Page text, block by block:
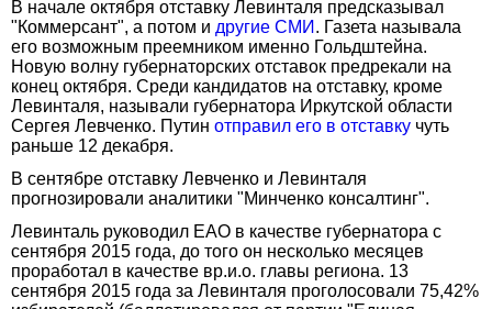
В начале октября отставку Левинталя предсказывал
"Коммерсант", а потом и другие СМИ . Газета называла
его возможным преемником именно Гольдштейна.
Новую волну губернаторских отставок предрекали на
конец октября. Среди кандидатов на отставку, кроме
Левинталя, называли губернатора Иркутской области
Сергея Левченко. Путин отправил его в отставку чуть
раньше 12 декабря.
В сентябре отставку Левченко и Левинталя
прогнозировали аналитики "Минченко консалтинг".
Левинталь руководил ЕАО в качестве губернатора с
сентября 2015 года, до того он несколько месяцев
проработал в качестве вр.и.о. главы региона. 13
сентября 2015 года за Левинталя проголосовали 75,42%